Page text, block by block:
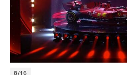
8/16